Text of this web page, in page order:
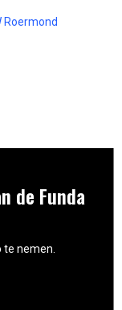
Roermond
de Funda
nemen.